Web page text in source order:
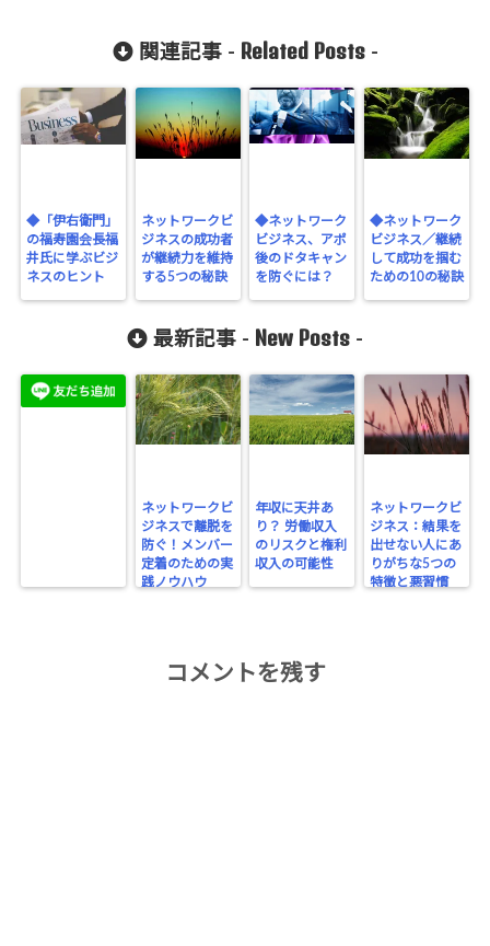
関連記事 - Related Posts-
◆「伊右衛門」
の福寿園会長福
井氏に学ぶビジ
ネスのヒント
ネットワークビ
ジネスの成功者
が継続力を維持
する5つの秘訣
◆ネットワーク
ビジネス、アポ
後のドタキャン
を防ぐには？
◆ネットワーク
ビジネス／継続
して成功を掴む
ための10の秘訣
最新記事 - New Posts -
ネットワークビ
ジネスで離脱を
防ぐ！メンバー
定着のための実
践ノウハウ
年収に天井あ
り？ 労働収入
のリスクと権利
収入の可能性
ネットワークビ
ジネス：結果を
出せない人にあ
りがちな5つの
特徴と悪習慣
コメントを残す